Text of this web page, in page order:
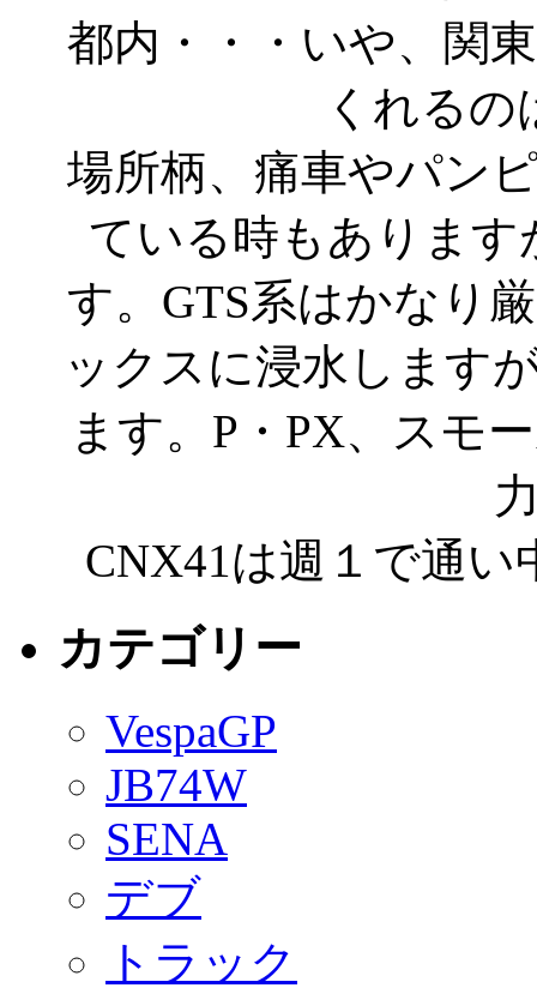
都内・・・いや、関
くれる
場所柄、痛車やパン
ている時もありま
す。GTS系はかなり
ックスに浸水します
ます。P・PX、スモ
CNX41は週１で通
カテゴリー
VespaGP
JB74W
SENA
デブ
トラック